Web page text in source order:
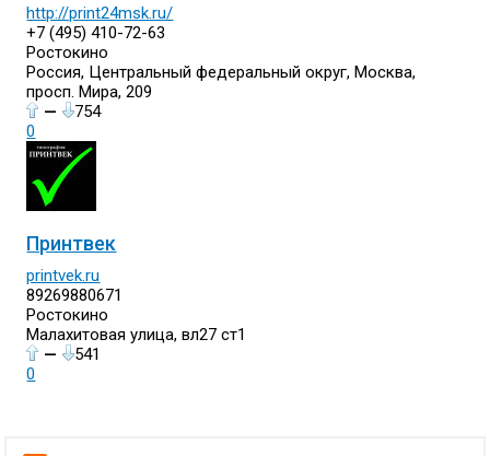
http://print24msk.ru/
+7 (495) 410-72-63
Ростокино
Россия, Центральный федеральный округ, Москва,
просп. Мира, 209
—
754
0
Принтвек
printvek.ru
89269880671
Ростокино
Малахитовая улица, вл27 ст1
—
541
0